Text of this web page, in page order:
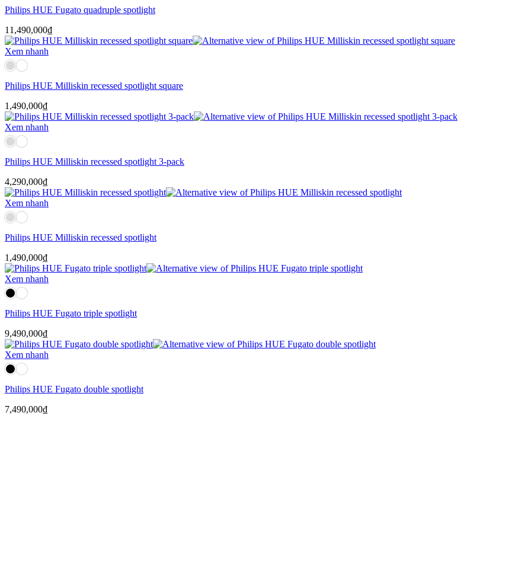
5,990,000₫
Philips HUE Fugato quadruple spotlight
11,490,000₫
Xem nhanh
Philips HUE Milliskin recessed spotlight square
1,490,000₫
Xem nhanh
Philips HUE Milliskin recessed spotlight 3-pack
4,290,000₫
Xem nhanh
Philips HUE Milliskin recessed spotlight
1,490,000₫
Xem nhanh
Philips HUE Fugato triple spotlight
9,490,000₫
Xem nhanh
Philips HUE Fugato double spotlight
7,490,000₫